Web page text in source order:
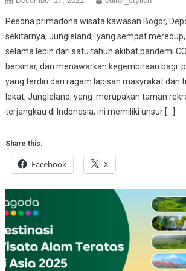
Pesona primadona wisata kawasan Bogor,
sekitarnya, Jungleland, yang sempat
selama lebih dari satu tahun akibat pandemi
bersinar, dan menawarkan kegembiraan bagi
yang terdiri dari ragam lapisan masyrakat dan
lekat, Jungleland, yang merupakan taman
terjangkau di Indonesia, ini memiliki unsur […]
Share this:
Facebook X